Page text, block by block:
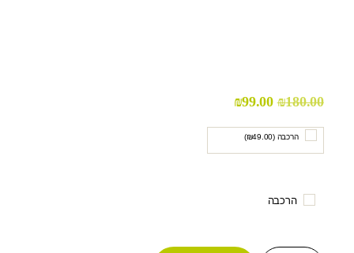
₪180.00
₪99.00
הרכבה ( ₪49.00
)
הרכבה